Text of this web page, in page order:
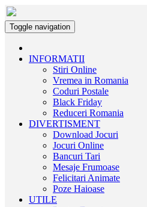
Toggle navigation
INFORMATII
Stiri Online
Vremea in Romania
Coduri Postale
Black Friday
Reduceri Romania
DIVERTISMENT
Download Jocuri
Jocuri Online
Bancuri Tari
Mesaje Frumoase
Felicitari Animate
Poze Haioase
UTILE